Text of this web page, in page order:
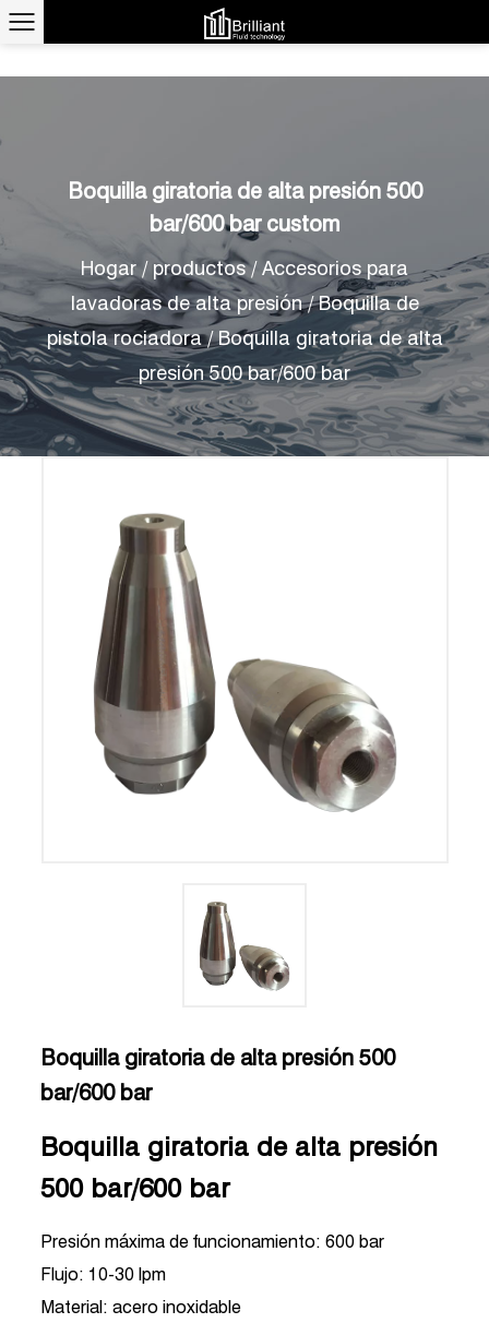
Boquilla giratoria de alta presión 500
bar/600 bar custom
Hogar / productos/Accesorios para
lavadoras de alta presión/Boquilla de
pistola rociadora/Boquilla giratoria de alta
presión 500 bar/600 bar
Boquilla giratoria de alta presión 500
bar/600 bar
Boquilla giratoria de alta presión
500 bar/600 bar
Presión máxima de funcionamiento: 600 bar
Flujo: 10-30 lpm
Material: acero inoxidable